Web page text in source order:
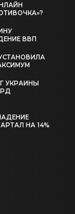
ВВП
УКРАИНЫ
НА 14%